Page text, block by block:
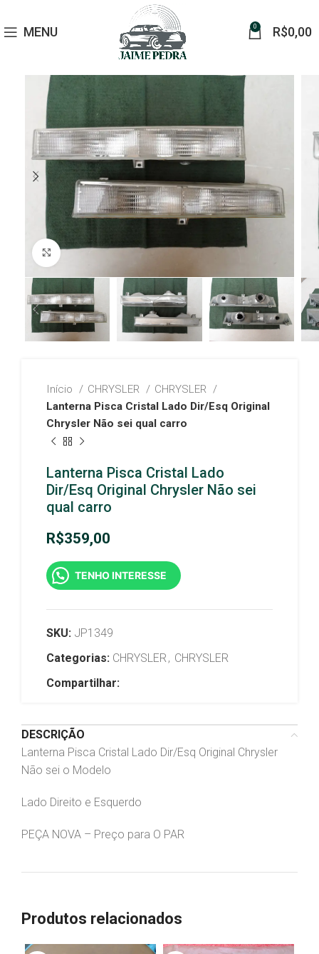
MENU 0 R$0,00
Click to enlarge
Início CHRYSLER
CHRYSLER
Lanterna Pisca Cristal Lado Dir/Esq Original
Chrysler Não sei qual carro
Lanterna Pisca Cristal Lado
Dir/Esq Original Chrysler Não sei
qual carro
R$359,00
TENHO INTERESSE
SKU: JP1349
Categorias: CHRYSLER, CHRYSLER
Compartilhar:
DESCRIÇÃO
Lanterna Pisca Cristal Lado Dir/Esq Original Chrysler
Não sei o Modelo
Lado Direito e Esquerdo
PEÇA NOVA – Preço para O PAR
Produtos relacionados